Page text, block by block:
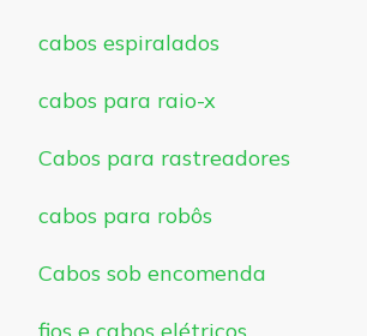
cabos espiralados
cabos para raio-x
Cabos para rastreadores
cabos para robôs
Cabos sob encomenda
fios e cabos elétricos